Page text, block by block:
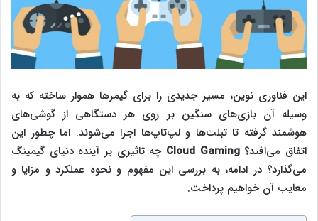
این فناوری نوین، مسیر جدیدی را برای گیمرها هموار ساخته که به
وسیله آن بازی‌های سنگین بر روی هر دستگاهی از گوشی‌های
هوشمند گرفته تا تبلت‌ها و لپ‌تاپ‌ها اجرا می‌شوند. اما چطور این
اتفاق می‌افتد؟Cloud Gaming چه تاثیری بر آینده دنیای گیمینگ
می‌گذارد؟ در ادامه، به بررسی این مفهوم و نحوه عملکرد و مزایا و
معایب آن خواهیم پرداخت.